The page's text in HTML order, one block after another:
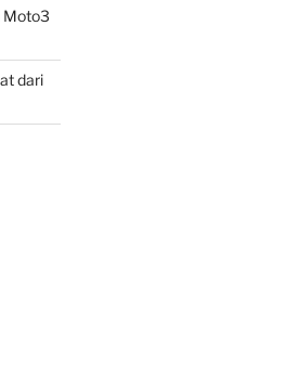
Moto3
dari